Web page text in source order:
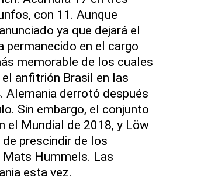
con 11. Aunque
ya que dejará el
permanecido en el cargo
memorable de los cuales
anfitrión Brasil en las
derrotó después
Sin embargo, el conjunto
el Mundial de 2018, y Löw
prescindir de los
Hummels. Las
esta vez.